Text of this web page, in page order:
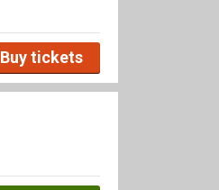
Buy tickets